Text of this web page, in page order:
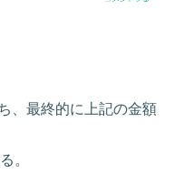
、最終的に上記の金額
。